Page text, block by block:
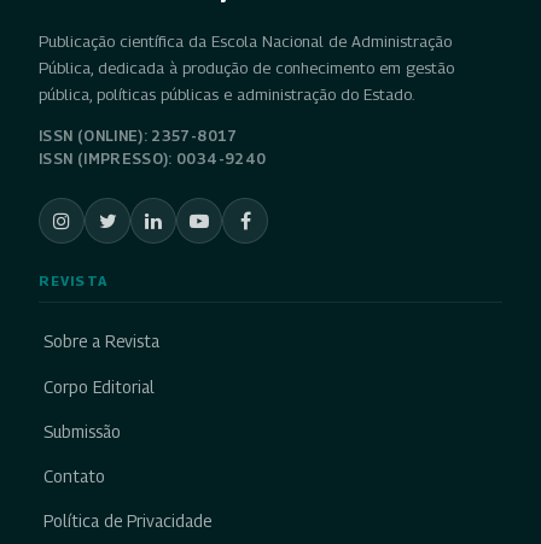
Publicação científica da Escola Nacional de Administração
Pública, dedicada à produção de conhecimento em gestão
pública, políticas públicas e administração do Estado.
ISSN (ONLINE): 2357-8017
ISSN (IMPRESSO): 0034-9240
REVISTA
Sobre a Revista
Corpo Editorial
Submissão
Contato
Política de Privacidade